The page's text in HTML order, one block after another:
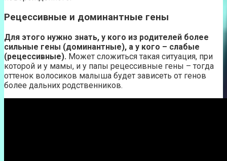
Рецессивные и доминантные гены
Для этого нужно знать, у кого из родителей более
сильные гены (доминантные), а у кого – слабые
(рецессивные). Может сложиться такая ситуация, при
которой и у мамы, и у папы рецессивные гены – тогда
оттенок волосиков малыша будет зависеть от генов
более дальних родственников.